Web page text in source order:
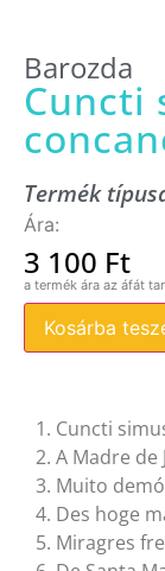
Barozda
Cuncti
Termék
3 100 Ft
Kosárba
1. Cuncti
2. A Madre de
3. Muito
4. Des hoge
5. Miragres